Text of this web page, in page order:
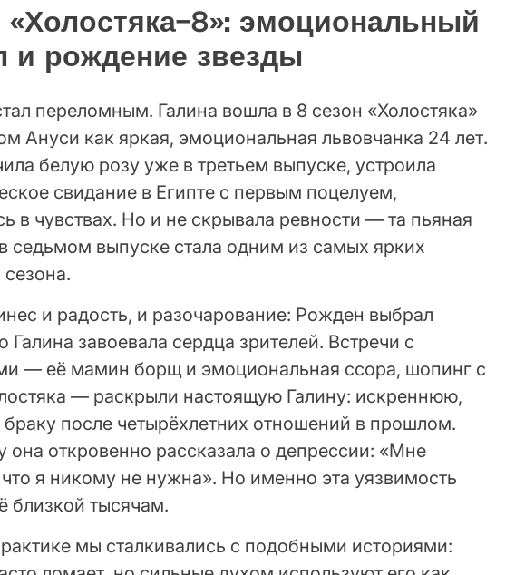
«Холостяка-8»: эмоциональный
и рождение звезды
переломным. Галина вошла в 8 сезон «Холостяка»
Ануси как яркая, эмоциональная львовчанка 24 лет.
белую розу уже в третьем выпуске, устроила
свидание в Египте с первым поцелуем,
в чувствах. Но и не скрывала ревности — та пьяная
седьмом выпуске стала одним из самых ярких
и радость, и разочарование: Рожден выбрал
Галина завоевала сердца зрителей. Встречи с
— её мамин борщ и эмоциональная ссора, шопинг с
— раскрыли настоящую Галину: искреннюю,
браку после четырёхлетних отношений в прошлом.
она откровенно рассказала о депрессии: «Мне
что я никому не нужна». Но именно эта уязвимость
близкой тысячам.
мы сталкивались с подобными историями: